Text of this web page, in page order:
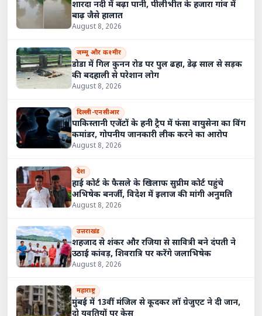
शारदा नदी में बढ़ा पानी, पीलीभीत के हजारा गांव में
बाढ़ जैसे हालात
August 8, 2026
जम्मू और कश्मीर
डोडा में गिल कुनन रोड पर पुल ढहा, डेढ़ साल से सड़क
की बदहाली से परेशान लोग
August 8, 2026
दिल्ली-एनसीआर
पाकिस्तानी एजेंटों के हनी ट्रैप में फंसा वायुसेना का विंग
कमांडर, गोपनीय जानकारी लीक करने का आरोप
August 8, 2026
देश
हाई कोर्ट के फैसले के खिलाफ सुप्रीम कोर्ट पहुंचे
अभिषेक बनर्जी, विदेश में इलाज की मांगी अनुमति
August 8, 2026
उत्तराखंड
शहजाद से शंकर और रजिया से सावित्री बने दंपती ने
उठाई कांवड़, शिवरात्रि पर करेंगे जलाभिषेक
August 8, 2026
महाराष्ट्र
मुंबई में 13वीं मंजिल से कूदकर लॉ ग्रेजुएट ने दी जान,
दो युवतियों पर केस